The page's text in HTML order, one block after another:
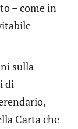
– come in
sulla
di
Carta che